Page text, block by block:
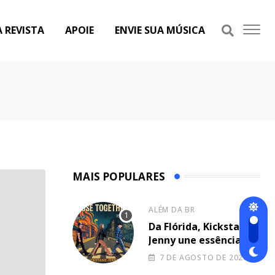
REVISTA APOIE ENVIE SUA MÚSICA
MAIS POPULARES
ALÉM DA BR
Da Flórida, Kickstand
Jenny une essência
dos Beatles e de
7 DE AGOSTO DE 2026